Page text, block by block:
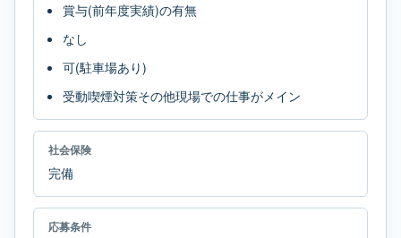
賞与(前年度実績)の有無
なし
可(駐車場あり)
受動喫煙対策その他現場での仕事がメイン
社会保険
完備
応募条件